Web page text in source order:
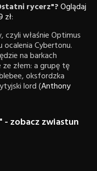
rycerz"?Oglądaj
zł:
czyli właśnie Optimus
Cybertonu.
na barkach
złem: a grupę tę
oksfordzka
lord (Anthony
- zobacz zwiastun